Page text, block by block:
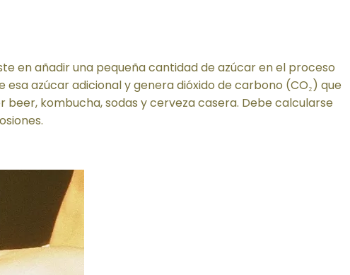
en añadir una pequeña cantidad de azúcar en el proceso
azúcar adicional y genera dióxido de carbono (CO₂) que
kombucha, sodas y cerveza casera. Debe calcularse